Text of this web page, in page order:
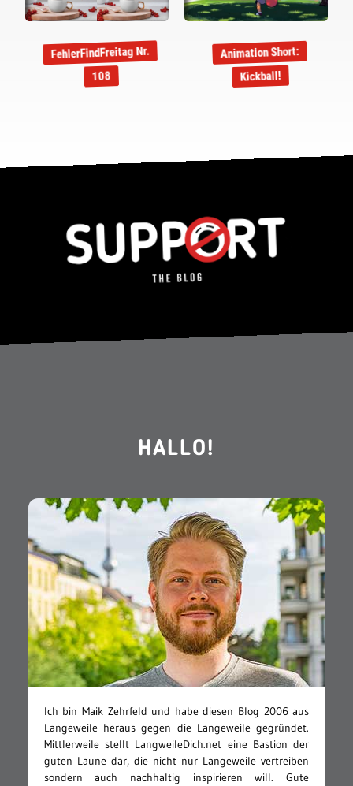
FehlerFindFreitag Nr.
108
Animation Short:
Kickball!
HALLO!
Ich bin Maik Zehrfeld und habe diesen Blog 2006 aus
Langeweile heraus gegen die Langeweile gegründet.
Mittlerweile stellt LangweileDich.net eine Bastion der
guten Laune dar, die nicht nur Langeweile vertreiben
sondern auch nachhaltig inspirieren will. Gute